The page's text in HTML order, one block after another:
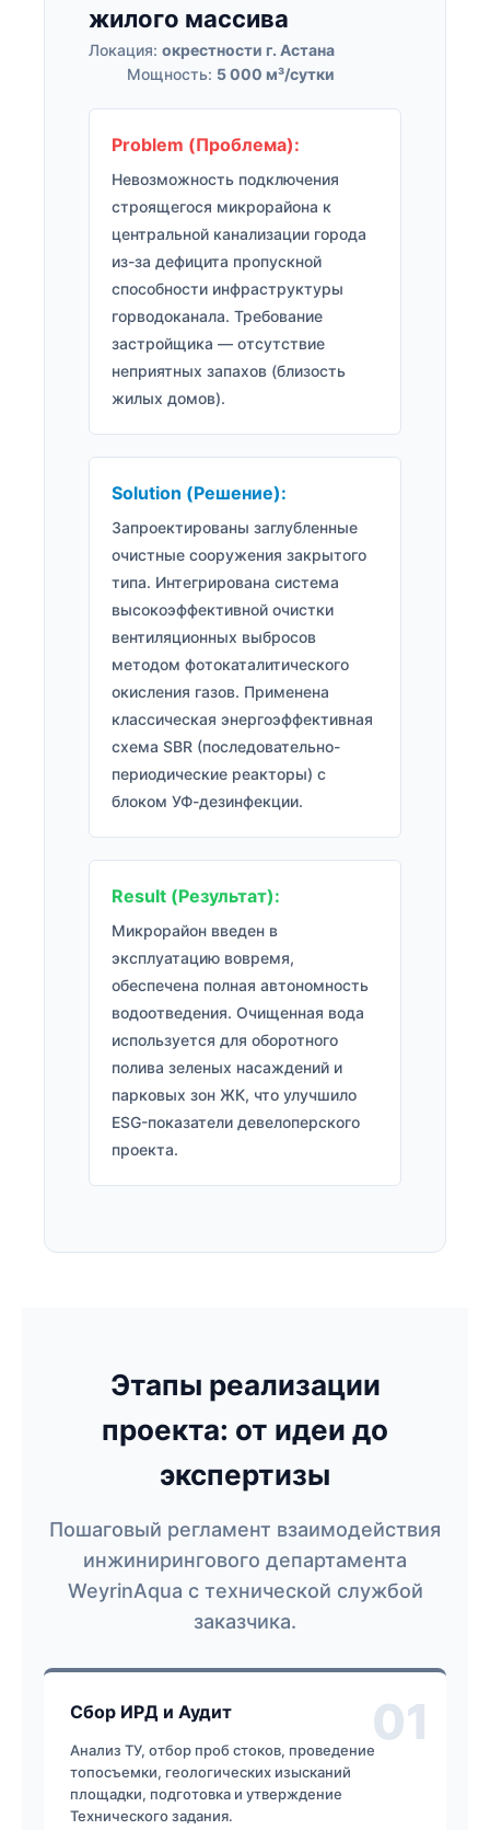
жилого массива
Локация: окрестности г. Астана
Мощность: 5 000 м³/сутки
Problem (Проблема):
Невозможность подключения
строящегося микрорайона к
центральной канализации города
из-за дефицита пропускной
способности инфраструктуры
горводоканала. Требование
застройщика — отсутствие
неприятных запахов (близость
жилых домов).
Solution (Решение):
Запроектированы заглубленные
очистные сооружения закрытого
типа. Интегрирована система
высокоэффективной очистки
вентиляционных выбросов
методом фотокаталитического
окисления газов. Применена
классическая энергоэффективная
схема SBR (последовательно-
периодические реакторы) с
блоком УФ-дезинфекции.
Result (Результат):
Микрорайон введен в
эксплуатацию вовремя,
обеспечена полная автономность
водоотведения. Очищенная вода
используется для оборотного
полива зеленых насаждений и
парковых зон ЖК, что улучшило
ESG-показатели девелоперского
проекта.
Этапы реализации
проекта: от идеи до
экспертизы
Пошаговый регламент взаимодействия
инжинирингового департамента
WeyrinAqua с технической службой
заказчика.
01
Сбор ИРД и Аудит
Анализ ТУ, отбор проб стоков, проведение
топосъемки, геологических изысканий
площадки, подготовка и утверждение
Технического задания.